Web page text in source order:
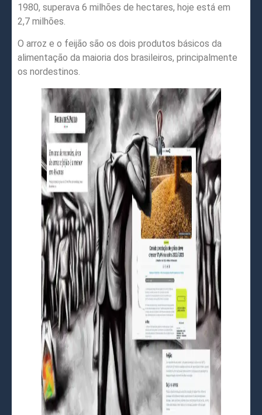
1980, superava 6 milhões de hectares, hoje está em
2,7 milhões.
O arroz e o feijão são os dois produtos básicos da
alimentação da maioria dos brasileiros, principalmente
os nordestinos.